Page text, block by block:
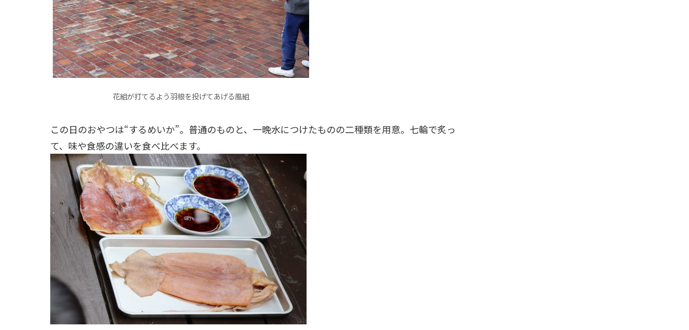
花組が打てるよう羽根を投げてあげる風組
この日のおやつは“するめいか”。普通のものと、一晩水につけたものの二種類を用意。七輪で炙っ
て、味や食感の違いを食べ比べます。